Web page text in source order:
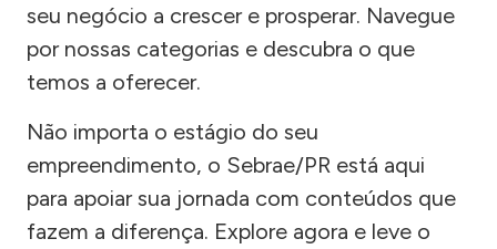
seu negócio a crescer e prosperar. Navegue
por nossas categorias e descubra o que
temos a oferecer.
Não importa o estágio do seu
empreendimento, o Sebrae/PR está aqui
para apoiar sua jornada com conteúdos que
fazem a diferença. Explore agora e leve o